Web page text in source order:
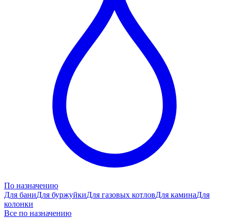
По назначению
Для баниДля буржуйкиДля газовых котловДля каминаДля
колонки
Все по назначению